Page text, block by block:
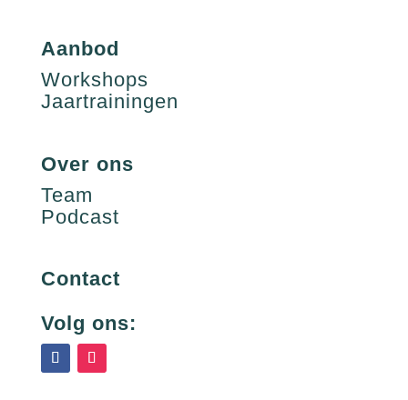
Aanbod
Workshops
Jaartrainingen
Over ons
Team
Podcast
Contact
Volg ons: